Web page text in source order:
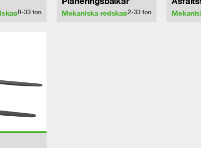
0-33ton Mekaniska redskap2-33ton